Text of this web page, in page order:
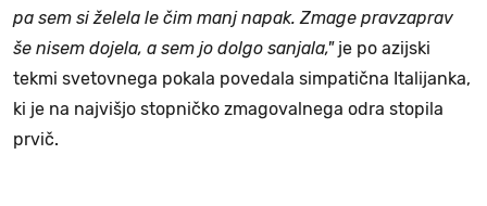
pa sem si želela le čim manj napak. Zmage pravzaprav
še nisem dojela, a sem jo dolgo sanjala,"je po azijski
tekmi svetovnega pokala povedala simpatična Italijanka,
ki je na najvišjo stopničko zmagovalnega odra stopila
prvič.